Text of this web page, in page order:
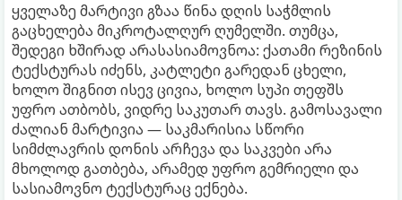
ყველაზე მარტივი გზაა წინა დღის საჭმლის
გაცხელება მიკროტალღურ ღუმელში. თუმცა,
შედეგი ხშირად არასასიამოვნოა: ქათამი რეზინის
ტექსტურას იძენს, კატლეტი გარედან ცხელი,
ხოლო შიგნით ისევ ცივია, ხოლო სუპი თეფშს
უფრო ათბობს, ვიდრე საკუთარ თავს. გამოსავალი
ძალიან მარტივია — საკმარისია სწორი
სიმძლავრის დონის არჩევა და საკვები არა
მხოლოდ გათბება, არამედ უფრო გემრიელი და
სასიამოვნო ტექსტურაც ექნება.